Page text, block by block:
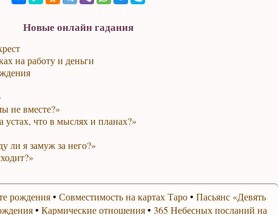
Новые онлайн гадания
на работу и деньги
не вместе?»
устах, что в мыслях и планах?»
ли я замуж за него?»
рождения• Совместимость на картах Таро• Пасьянс «Девять
• Кармические отношения• 365 Небесных посланий на